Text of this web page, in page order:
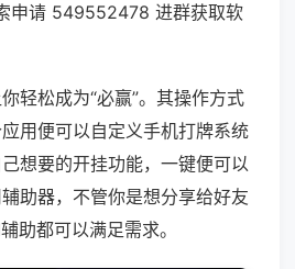
申请 549552478 进群获取软
轻松成为“必赢”。其操作方式
用便可以自定义手机打牌系统
想要的开挂功能，一键便可以
助器，不管你是想分享给好友
助都可以满足需求。